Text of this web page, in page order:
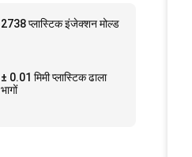
2738 प्लास्टिक इंजेक्शन मोल्ड
± 0.01 मिमी प्लास्टिक ढाला
भागों